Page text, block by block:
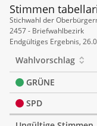
Stimmen
Stimmen
tabellarisch
Stichwahl der
2457 - Briefwahlbezirk
Endgültiges Ergebnis,
Wahlvorschlag
GRÜNE
SPD